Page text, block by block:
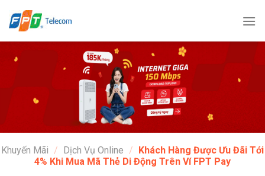
qua
Khuyến Mãi / Dịch Vụ Online / Khách Hàng Được Ưu Đãi Tới
4% Khi Mua Mã Thẻ Di Động Trên Ví FPT Pay